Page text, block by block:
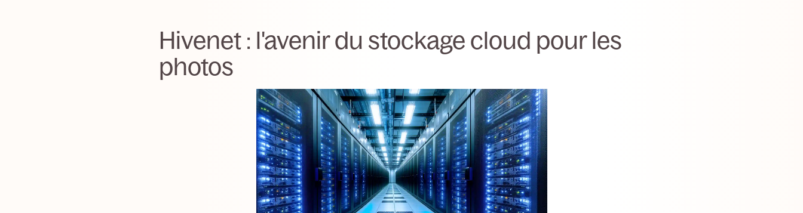
Hivenet : l'avenir du stockage cloud pour les
photos